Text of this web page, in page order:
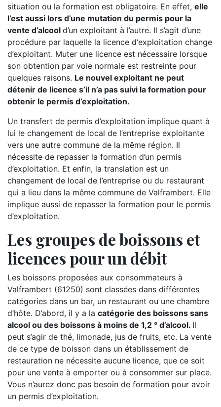
situation ou la formation est obligatoire. En effet, elle
l’est aussi lors d’une mutation du permis pour la
vente d’alcool d’un exploitant à l’autre. Il s’agit d’une
procédure par laquelle la licence d‘exploitation change
d’exploitant. Muter une licence est nécessaire lorsque
son obtention par voie normale est restreinte pour
quelques raisons. Le nouvel exploitant ne peut
détenir de licence s’il n’a pas suivi la formation pour
obtenir le permis d’exploitation.
Un transfert de permis d’exploitation implique quant à
lui le changement de local de l’entreprise exploitante
vers une autre commune de la même région. Il
nécessite de repasser la formation d’un permis
d’exploitation. Et enfin, la translation est un
changement de local de l’entreprise ou du restaurant
qui a lieu dans la même commune de Valframbert. Elle
implique aussi de repasser la formation pour le permis
d’exploitation.
Les groupes de boissons et
licences pour un débit
Les boissons proposées aux consommateurs à
Valframbert (61250) sont classées dans différentes
catégories dans un bar, un restaurant ou une chambre
d’hôte. D’abord, il y a la catégorie des boissons sans
alcool ou des boissons à moins de 1,2 ° d’alcool. Il
peut s’agir de thé, limonade, jus de fruits, etc. La vente
de ce type de boisson dans un établissement de
restauration ne nécessite aucune licence, que ce soit
pour une vente à emporter ou à consommer sur place.
Vous n’aurez donc pas besoin de formation pour avoir
un permis d’exploitation.